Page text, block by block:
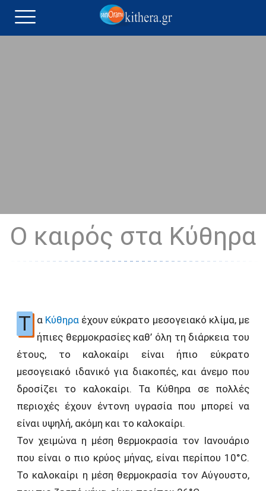
Ο καιρός στα Κύθηρα
Τ α Κύθηρα έχουν εύκρατο μεσογειακό κλίμα, με
ήπιες θερμοκρασίες καθ’ όλη τη διάρκεια του
έτους, το καλοκαίρι είναι ήπιο εύκρατο
μεσογειακό ιδανικό για διακοπές, και άνεμο που
δροσίζει το καλοκαίρι. Τα Κύθηρα σε πολλές
περιοχές έχουν έντονη υγρασία που μπορεί να
είναι υψηλή, ακόμη και το καλοκαίρι.
Τον χειμώνα η μέση θερμοκρασία τον Ιανουάριο
που είναι ο πιο κρύος μήνας, είναι περίπου 10°C.
Το καλοκαίρι η μέση θερμοκρασία τον Αύγουστο,